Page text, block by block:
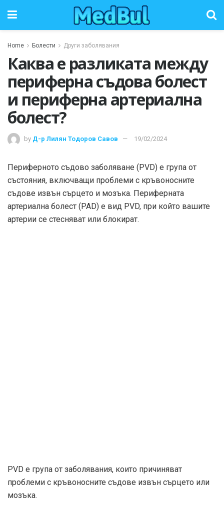
Home Болести Други заболявания
Каква е разликата между
периферна съдова болест
и периферна артериална
болест?
by Д-р Лилян Тодоров Савов 19/02/2024
Периферното съдово заболяване (PVD) е група от
състояния, включващи проблеми с кръвоносните
съдове извън сърцето и мозъка. Периферната
артериална болест (PAD) е вид PVD, при който вашите
артерии се стесняват или блокират.
PVD е група от заболявания, които причиняват
проблеми с кръвоносните съдове извън сърцето или
мозъка.